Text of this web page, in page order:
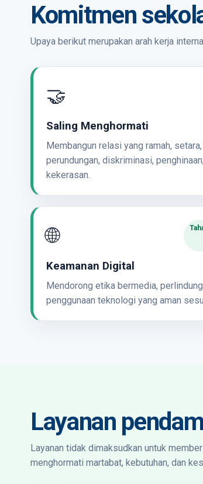
Komitmen
Upaya berikut merupakan arah kerja
🤝
Saling Menghormati
Membangun relasi yang ramah,
perundungan, diskriminasi,
kekerasan.
🌐
Keamanan Digital
Mendorong etika bermedia,
penggunaan teknologi yang aman
Layanan
Layanan tidak dimaksudkan untuk
menghormati martabat, kebutuhan, dan